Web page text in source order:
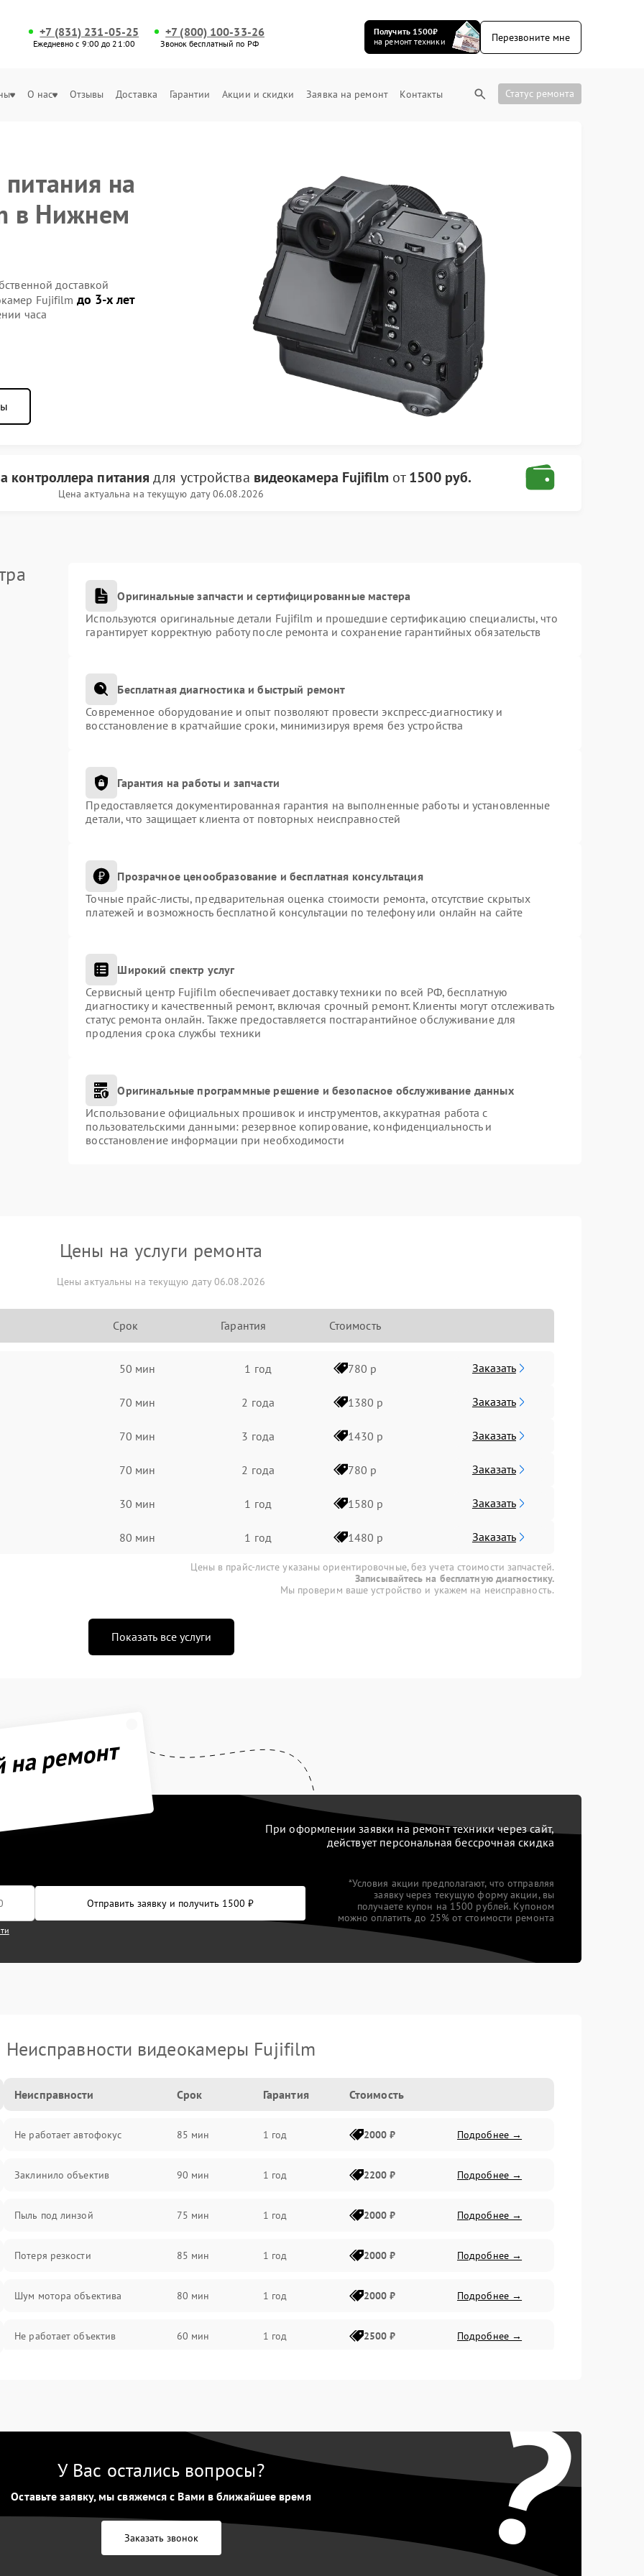
+7 (831) 231-05-25
Ежедневно с 9:00 до 21:00
+7 (800) 100-33-26
Звонок бесплатный по РФ
Получить 1500₽
на ремонт техники
Перезвоните мне
О нас Отзывы Доставка Гарантии Акции и скидки Заявка на ремонт Контакты Статус ремонта
на
в Нижнем
доставкой
Fujifilm до 3-х лет
часа
контроллера питания для устройства видеокамера Fujifilm от1500 руб.
Цена актуальна на текущую дату 06.08.2026
Оригинальные запчасти и сертифицированные мастера
Используются оригинальные детали Fujifilm и прошедшие сертификацию специалисты, что
гарантирует корректную работу после ремонта и сохранение гарантийных обязательств
Бесплатная диагностика и быстрый ремонт
Современное оборудование и опыт позволяют провести экспресс-диагностику и
восстановление в кратчайшие сроки, минимизируя время без устройства
Гарантия на работы и запчасти
Предоставляется документированная гарантия на выполненные работы и установленные
детали, что защищает клиента от повторных неисправностей
Прозрачное ценообразование и бесплатная консультация
Точные прайс-листы, предварительная оценка стоимости ремонта, отсутствие скрытых
платежей и возможность бесплатной консультации по телефону или онлайн на сайте
Широкий спектр услуг
Сервисный центр Fujifilm обеспечивает доставку техники по всей РФ, бесплатную
диагностику и качественный ремонт, включая срочный ремонт. Клиенты могут отслеживать
статус ремонта онлайн. Также предоставляется постгарантийное обслуживание для
продления срока службы техники
Оригинальные программные решение и безопасное обслуживание данных
Использование официальных прошивок и инструментов, аккуратная работа с
пользовательскими данными: резервное копирование, конфиденциальность и
восстановление информации при необходимости
Цены на услуги ремонта
Цены актуальны на текущую дату 06.08.2026
Срок Гарантия Стоимость
50 мин 1 год 780 р Заказать
70 мин 2 года 1380 р Заказать
70 мин 3 года 1430 р Заказать
70 мин 2 года 780 р Заказать
30 мин 1 год 1580 р Заказать
80 мин 1 год 1480 р Заказать
Цены в прайс-листе указаны ориентировочные, без учета стоимости запчастей.
Записывайтесь на бесплатную диагностику.
Мы проверим ваше устройство и укажем на неисправность.
Показать все услуги
ремонт
При оформлении заявки на ремонт техники через сайт,
действует персональная бессрочная скидка
Отправить заявку и получить 1500 ₽
*Условия акции предполагают, что отправляя
заявку через текущую форму акции, вы
получаете купон на 1500 рублей. Купоном
можно оплатить до 25% от стоимости ремонта
Неисправности видеокамеры Fujifilm
Неисправности Срок Гарантия Стоимость
Не работает автофокус 85 мин 1 год 2000 ₽ Подробнее →
Заклинило объектив 90 мин 1 год 2200 ₽ Подробнее →
Пыль под линзой 75 мин 1 год 2000 ₽ Подробнее →
Потеря резкости 85 мин 1 год 2000 ₽ Подробнее →
Шум мотора объектива 80 мин 1 год 2000 ₽ Подробнее →
Не работает объектив 60 мин 1 год 2500 ₽ Подробнее →
1 год
Не работает зум 60 мин 1 год Подробнее →
Не работает стабилизация
60 мин 2300 ₽ Подробнее →
?
У Вас остались вопросы?
Оставьте заявку, мы свяжемся с Вами в ближайшее время
Заказать звонок